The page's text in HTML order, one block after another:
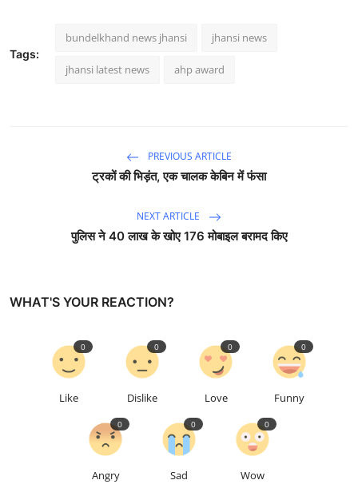
Tags:
bundelkhand news jhansi jhansi news
jhansi latest news ahp award
PREVIOUS ARTICLE
ट्रकों की भिड़ंत, एक चालक केबिन में फंसा
NEXT ARTICLE
पुलिस ने 40 लाख के खोए 176 मोबाइल बरामद किए
WHAT'S YOUR REACTION?
Like
0
Dislike
0
Love
0
Funny
0
Angry
0
Sad
0
Wow
0